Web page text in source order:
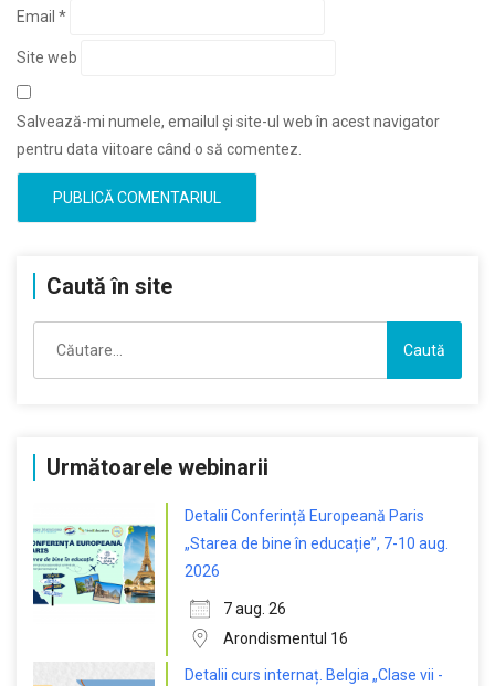
Email *
Site web
Salvează-mi numele, emailul și site-ul web în acest navigator
pentru data viitoare când o să comentez.
Caută în site
după:
Următoarele webinarii
Detalii Conferință Europeană Paris
„Starea de bine în educație”, 7-10 aug.
2026
7 aug. 26
Arondismentul 16
Detalii curs internaț. Belgia „Clase vii -